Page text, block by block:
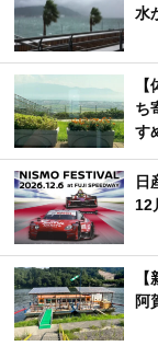
水
ち
す
日
12
阿